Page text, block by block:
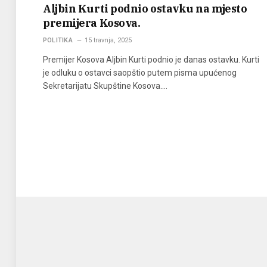
Aljbin Kurti podnio ostavku na mjesto
premijera Kosova.
POLITIKA 15 travnja, 2025
Premijer Kosova Aljbin Kurti podnio je danas ostavku. Kurti
je odluku o ostavci saopštio putem pisma upućenog
Sekretarijatu Skupštine Kosova.…